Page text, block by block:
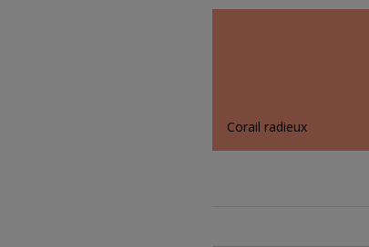
Corail radieux